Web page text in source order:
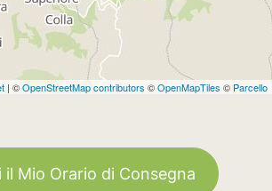
| ©OpenStreetMap contributors ©OpenMapTiles © Parcello
il Mio Orario di Consegna